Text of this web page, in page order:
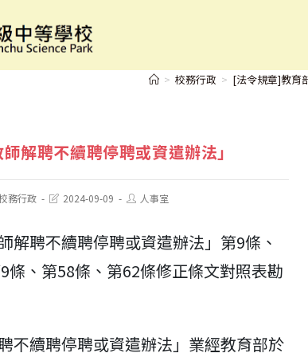
學校教師解聘不續聘停聘或資遣辦法」
> 校務行政 > [法令規章]教育
解聘不續聘停聘或資遣辦法」
務行政
Post2024-09-09
Post人事室
解聘不續聘停聘或資遣辦法」第9條、
條、第58條、第62條修正條文對照表勘
不續聘停聘或資遣辦法」業經教育部於